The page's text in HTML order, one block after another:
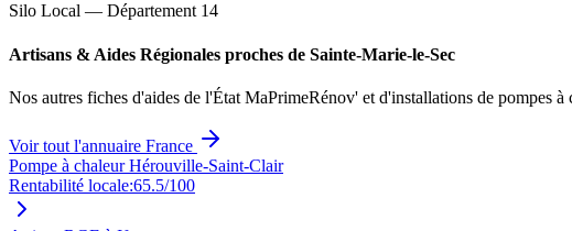
Silo Local — Département 14
Artisans & Aides Régionales proches de Sainte-Marie-le-Sec
Nos autres fiches d'aides de l'État MaPrimeRénov' et d'installations de pompes à
Voir tout l'annuaire France
Pompe à chaleur Hérouville-Saint-Clair
Rentabilité locale:65.5/100